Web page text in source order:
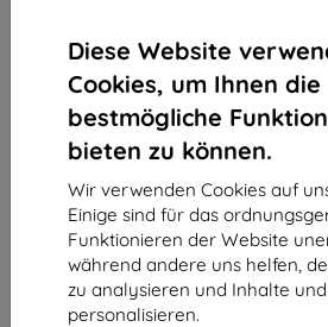
Diese Website
Cookies, um Ihnen die
bestmögliche
bieten zu können.
Wir verwenden Cookies auf
Einige sind für das
Funktionieren der Website
während andere uns helfen,
zu analysieren und Inhalte
personalisieren.
Organizer do paskÃ³w Spigen Apple
S341 czarny
39,90 €
26,93 €